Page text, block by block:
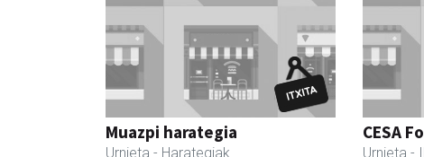
Muazpi harategia
Urnieta - Harategiak
CESA
Urnieta -